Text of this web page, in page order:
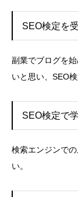
SEO検定を
副業でブログを
いと思い、SEO
SEO検定で
検索エンジンで
い。